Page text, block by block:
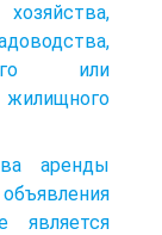
или
аренды
является